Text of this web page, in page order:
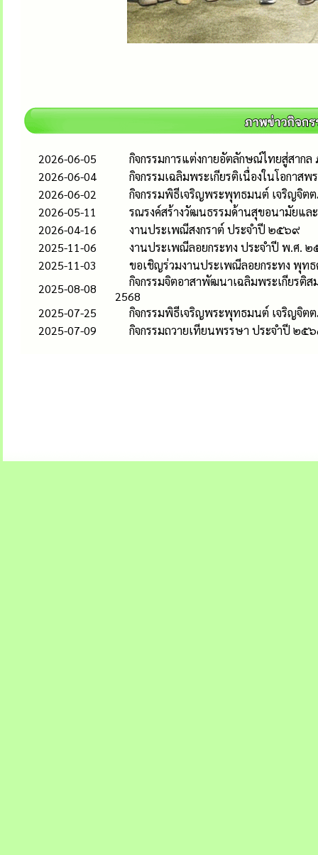
2026-06-05
กิจกรรมการแต่งกายอัตลักษณ์ไทยสู่สาก
2026-06-04
กิจกรรมเฉลิมพระเกียรติเนื่องในโอกา
2026-06-02
กิจกรรมพิธีเจริญพระพุทธมนต์ เจริญจิต
2026-05-11
รณรงค์สร้างวัฒนธรรมด้านสุขอนามัยแล
2026-04-16
งานประเพณีสงกราต์ ประจำปี ๒๕๖๙
2025-11-06
งานประเพณีลอยกระทง ประจำปี พ.ศ.
2025-11-03
ขอเชิญร่วมงานประเพณีลอยกระทง พุท
2025-08-08
กิจกรรมจิตอาสาพัฒนาเฉลิมพระเกียรติ
2568
2025-07-25
กิจกรรมพิธีเจริญพระพุทธมนต์ เจริญจิต
2025-07-09
กิจกรรมถวายเทียนพรรษา ประจำปี ๒๕